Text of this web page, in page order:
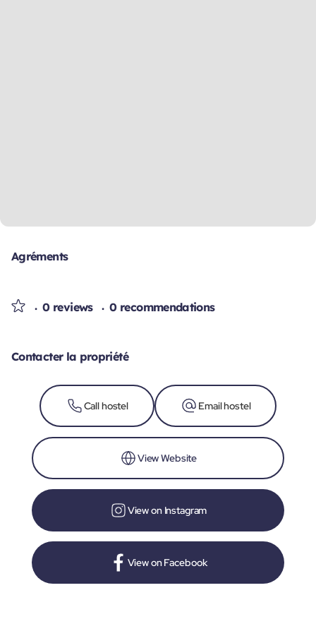
Agréments
0 reviews 0 recommendations
Contacter la propriété
Call hostel Email hostel
View Website
View on Instagram
View on Facebook